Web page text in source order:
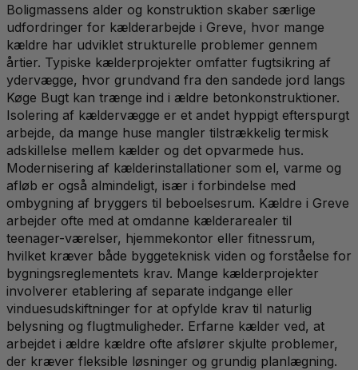
Boligmassens alder og konstruktion skaber særlige
udfordringer for kælderarbejde i Greve, hvor mange
kældre har udviklet strukturelle problemer gennem
årtier. Typiske kælderprojekter omfatter fugtsikring af
ydervægge, hvor grundvand fra den sandede jord langs
Køge Bugt kan trænge ind i ældre betonkonstruktioner.
Isolering af kældervægge er et andet hyppigt efterspurgt
arbejde, da mange huse mangler tilstrækkelig termisk
adskillelse mellem kælder og det opvarmede hus.
Modernisering af kælderinstallationer som el, varme og
afløb er også almindeligt, især i forbindelse med
ombygning af bryggers til beboelsesrum. Kældre i Greve
arbejder ofte med at omdanne kælderarealer til
teenager-værelser, hjemmekontor eller fitnessrum,
hvilket kræver både byggeteknisk viden og forståelse for
bygningsreglementets krav. Mange kælderprojekter
involverer etablering af separate indgange eller
vinduesudskiftninger for at opfylde krav til naturlig
belysning og flugtmuligheder. Erfarne kælder ved, at
arbejdet i ældre kældre ofte afslører skjulte problemer,
der kræver fleksible løsninger og grundig planlægning.